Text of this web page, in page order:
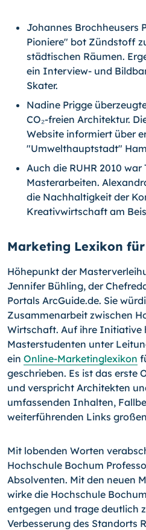
Johannes Brochheusers
Pioniere" bot Zündstoff
städtischen Räumen.
ein Interview- und
Skater.
Nadine Prigge
CO₂-freien Architektur.
Website informiert über
"Umwelthauptstadt"
Auch die RUHR 2010
Masterarbeiten.
die Nachhaltigkeit der
Kreativwirtschaft am
Marketing Lexikon
Höhepunkt der
Jennifer Bühling, der
Portals ArcGuide.de. Sie
Zusammenarbeit zwischen
Wirtschaft. Auf ihre Initiative
Masterstudenten unter
ein Online-Marketinglexikon
geschrieben. Es ist das erste
und verspricht Architekten
umfassenden Inhalten,
weiterführenden Links
Mit lobenden Worten
Hochschule Bochum
Absolventen. Mit den neuen
wirke die Hochschule
entgegen und trage deutlich
Verbesserung des Standorts